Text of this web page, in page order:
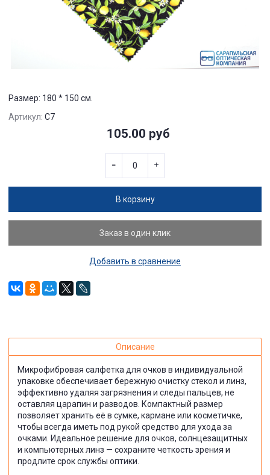
Размер: 180 * 150 см.
Артикул: С7
105.00 руб
В корзину
Заказ в один клик
Добавить в сравнение
Описание
Микрофибровая салфетка для очков в индивидуальной
упаковке обеспечивает бережную очистку стекол и линз,
эффективно удаляя загрязнения и следы пальцев, не
оставляя царапин и разводов. Компактный размер
позволяет хранить её в сумке, кармане или косметичке,
чтобы всегда иметь под рукой средство для ухода за
очками. Идеальное решение для очков, солнцезащитных
и компьютерных линз — сохраните четкость зрения и
продлите срок службы оптики.